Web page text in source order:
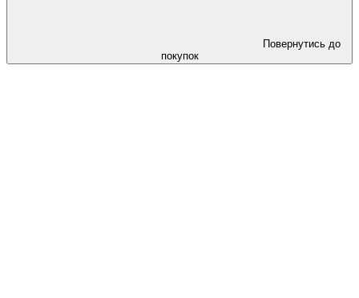
Повернутись до
покупок